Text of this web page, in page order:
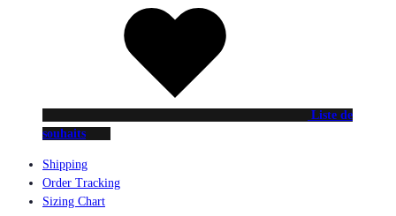
Liste de
souhaits
Shipping
Order Tracking
Sizing Chart